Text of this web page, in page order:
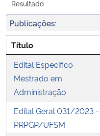
Secretaria-Geral
Secretaria de Governo
Gabinete de Segurança Institucional
Advocacia-Geral da União
Banco Central do Brasil
Resultado
Publicações:
Título
Edital Específico
Mestrado em
Administração
Edital Geral 031/2023 -
PRPGP/UFSM